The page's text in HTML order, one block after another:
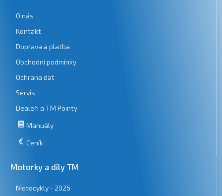
O nás
Kontakt
Doprava a platba
Obchodní podmínky
Ochrana dat
Servis
Dealeři a TM Pointy
Manuály
Ceník
Motorky a díly TM
Motocykly - 2026